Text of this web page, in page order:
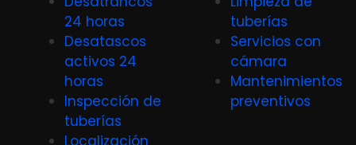
24 horas
Desatascos
activos 24
horas
Inspección de
tuberías
tuberías
Servicios con
cámara
Mantenimientos
preventivos